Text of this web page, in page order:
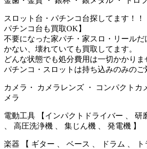
スロット台・パチンコ台探してます！！
パチンコ台も買取OK】
不要になった家パチ・家スロ・リール
かない、壊れていても買取してます。
どんな状態でも処分費用は一切かかりま
パチンコ・スロットは持ち込みのみのご
カメラ・ カメラレンズ ・ コンパクトカ
メラ
電動工具 【インパクトドライバー 、 研
、 高圧洗浄機 、 集じん機 、 発電機 】
楽器 【 ギター 、 ベース 、 ドラム 、